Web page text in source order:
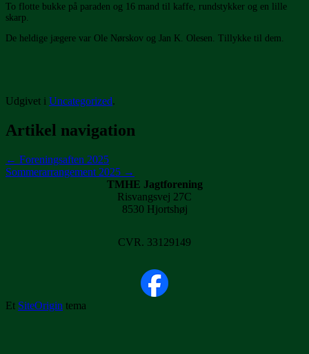
To flotte bukke på paraden og 16 mand til kaffe, rundstykker og en lille
skarp.
De heldige jægere var Ole Nørskov og Jan K. Olesen. Tillykke til dem.
Udgivet i Uncategorized.
Artikel navigation
← Foreningsaften 2025
Sommerarrangement 2025 →
TMHE Jagtforening
Risvangsvej 27C
8530 Hjortshøj
CVR. 33129149
Et SiteOrigin tema